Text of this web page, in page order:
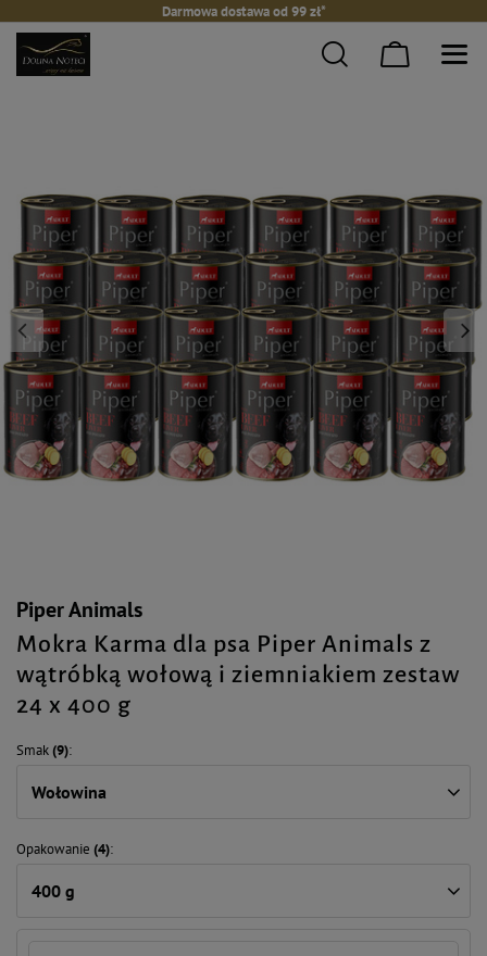
Darmowa dostawa od 99 zł*
Piper Animals
Mokra Karma dla psa Piper Animals z
wątróbką wołową i ziemniakiem zestaw
24 x 400 g
Smak(9)
Wołowina
Opakowanie (4)
400 g